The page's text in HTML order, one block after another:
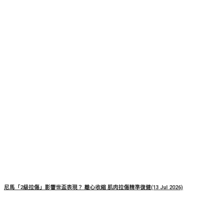
尼馬「2級拉傷」影響世盃表現？ 離心收縮 肌肉拉傷精準復健(13 Jul 2026)